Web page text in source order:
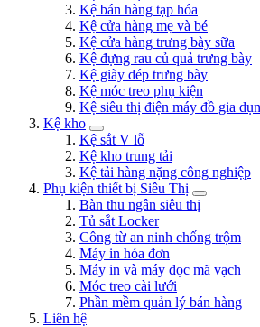
Kệ bán hàng tạp hóa
Kệ cửa hàng mẹ và bé
Kệ cửa hàng trưng bày sữa
Kệ đựng rau củ quả trưng bày
Kệ giày dép trưng bày
Kệ móc treo phụ kiện
Kệ siêu thị điện máy đồ gia
Kệ kho
Kệ sắt V lỗ
Kệ kho trung tải
Kệ tải hàng nặng công nghiệp
Phụ kiện thiết bị Siêu Thị
Bàn thu ngân siêu thị
Tủ sắt Locker
Công từ an ninh chống trộm
Máy in hóa đơn
Máy in và máy đọc mã vạch
Móc treo cài lưới
Phần mềm quản lý bán hàng
Liên hệ